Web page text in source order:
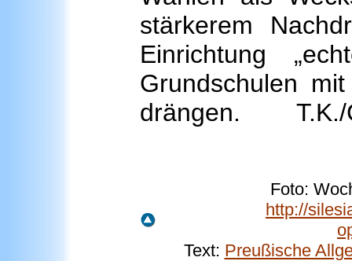
stärkerem
Einrichtung
Grundschulen
drängen. T.K./
Foto:
http://
Text: Preußische